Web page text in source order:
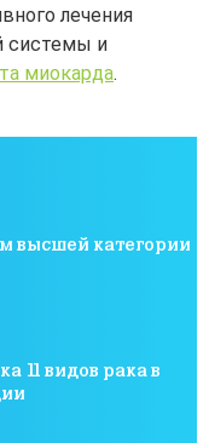
лечения
системы и
миокарда.
высшей категории
11 видов рака в